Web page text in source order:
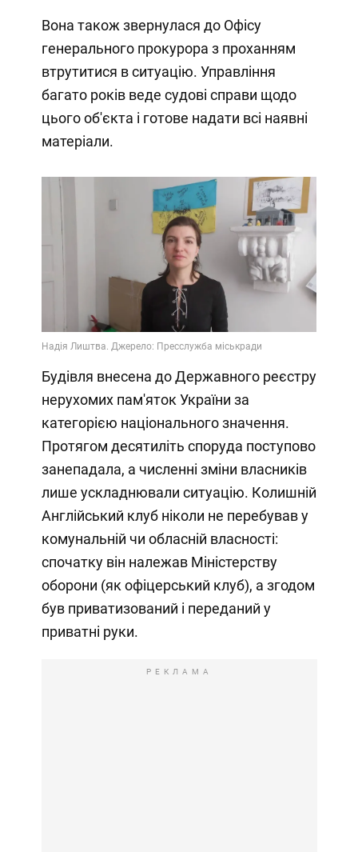
Вона також звернулася до Офісу
генерального прокурора з проханням
втрутитися в ситуацію. Управління
багато років веде судові справи щодо
цього об'єкта і готове надати всі наявні
матеріали.
Будівля внесена до Державного реєстру
нерухомих пам'яток України за
категорією національного значення.
Протягом десятиліть споруда поступово
занепадала, а численні зміни власників
лише ускладнювали ситуацію. Колишній
Англійський клуб ніколи не перебував у
комунальній чи обласній власності:
спочатку він належав Міністерству
оборони (як офіцерський клуб), а згодом
був приватизований і переданий у
приватні руки.
РЕКЛАМА